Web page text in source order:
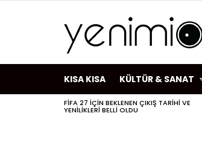
KISA KISA KÜLTÜR & SANAT
SON
HABERLER
FIFA 27 IÇIN BEKLENEN ÇIKIŞ TARIHI VE
YENILIKLERI BELLI OLDU